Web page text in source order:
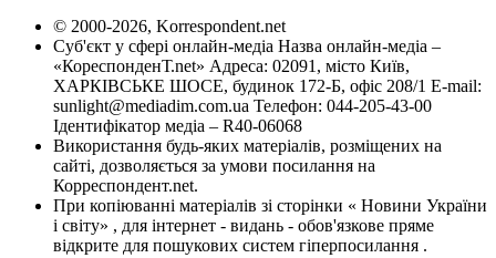
© 2000-2026, Korrespondent.net
Суб'єкт у сфері онлайн-медіа Назва онлайн-медіа –
«КореспонденТ.net» Адреса: 02091, місто Київ,
ХАРКІВСЬКЕ ШОСЕ, будинок 172-Б, офіс 208/1 E-mail:
sunlight@mediadim.com.ua Телефон: 044-205-43-00
Ідентифікатор медіа – R40-06068
Використання будь-яких матеріалів, розміщених на
сайті, дозволяється за умови посилання на
Корреспондент.net.
При копіюванні матеріалів зі сторінки « Новини України
і світу» , для інтернет - видань - обов'язкове пряме
відкрите для пошукових систем гіперпосилання .